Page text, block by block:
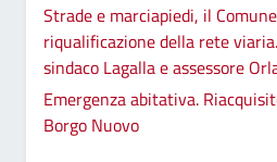
Strade e marciapiedi, il
riqualificazione della rete
sindaco Lagalla e assessore
Emergenza abitativa.
Borgo Nuovo